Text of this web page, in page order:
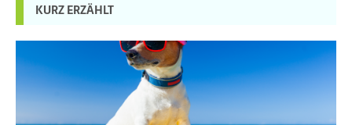
KURZ ERZÄHLT